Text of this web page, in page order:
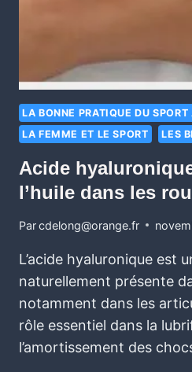
LA BONNE PRATIQUE DU
LA FEMME ET LE SPORT
LES
Acide
l’huile dans les
Parcdelong@orange.fr
L’acide hyaluronique est
naturellement présente
notamment dans les
rôle essentiel dans la
l’amortissement des